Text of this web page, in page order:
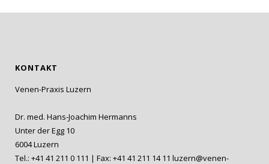
KONTAKT
Venen-Praxis Luzern
Dr. med. Hans-Joachim Hermanns
Unter der Egg 10
6004 Luzern
Tel.: +41 41 211 0 111 | Fax: +41 41 211 14 11 luzern@venen-